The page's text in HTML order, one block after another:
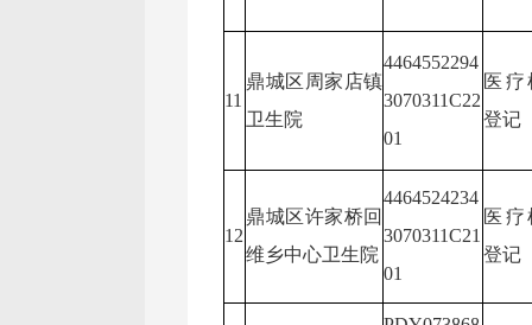
11
鼎城区周家店镇
卫生院
4464552294
3070311C22
01
医疗
登记
12
鼎城区许家桥回
维乡中心卫生院
4464524234
3070311C21
01
医疗
登记